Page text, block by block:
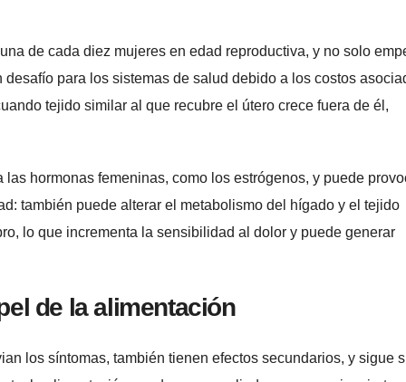
de cada diez mujeres en edad reproductiva, y no solo
para los sistemas de salud debido a los costos
tejido similar al que recubre el útero crece fuera de él,
hormonas femeninas, como los estrógenos, y puede
también puede alterar el metabolismo del hígado y el tejido
lo que incrementa la sensibilidad al dolor y puede generar
de la alimentación
los síntomas, también tienen efectos secundarios, y sigue